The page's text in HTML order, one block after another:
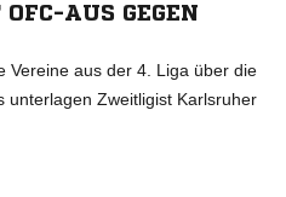
AUS GEGEN
Vereine aus der 4. Liga über die
unterlagen Zweitligist Karlsruher